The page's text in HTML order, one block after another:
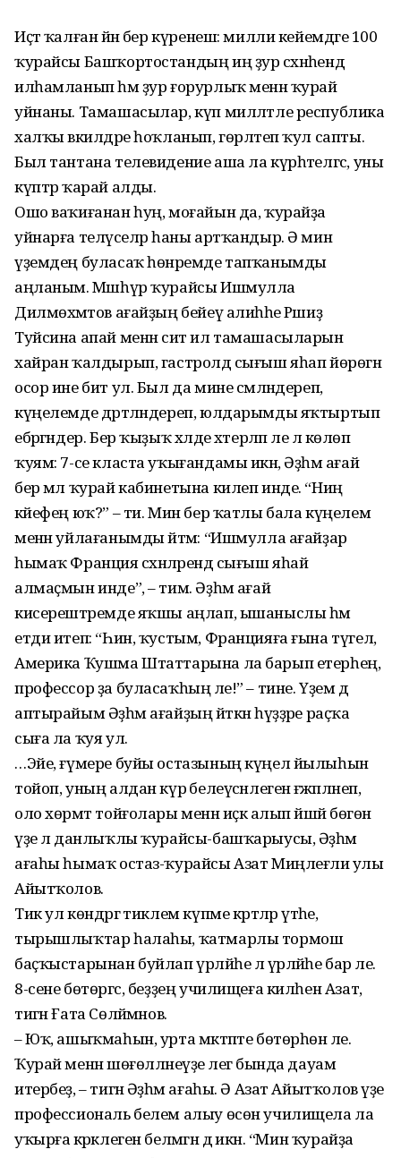
Иҫтә ҡалған йәнә бер күренеш: милли кейемдәге 100
ҡурайсы Башҡортостандың иң ҙур сәхнәһендә
илһамланып һәм ҙур ғорурлыҡ менән ҡурай
уйнаны. Тамашасылар, күп милләтле республика
халҡы вәкилдәре һоҡланып, гөрләтеп ҡул сапты.
Был тантана телевидение аша ла күрһәтелгәс, уны
күптәр ҡарай алды.
Ошо ваҡиғанан һуң, моғайын да, ҡурайҙа
уйнарға теләүселәр һаны артҡандыр. Ә мин
үҙемдең буласаҡ һөнәремде тапҡанымды
аңланым. Мәшһүр ҡурайсы Ишмулла
Дилмөхәмәтов ағайҙың бейеү алиһәһе Рәшиҙә
Туйсина апай менән сит ил тамашасыларын
хайран ҡалдырып, гастролдә сығыш яһап йөрөгән
осор ине бит ул. Был да мине сәмләндереп,
күңелемде дәртләндереп, юлдарымды яҡтыртып
ебәргәндер. Бер ҡыҙыҡ хәлде хәтерләп әле лә көлөп
ҡуям: 7-се класта уҡығандамы икән, Әҙһәм ағай
бер мәл ҡурай кабинетына килеп инде. “Ниңә
кәйефең юҡ?” – ти. Мин бер ҡатлы бала күңелем
менән уйлағанымды әйтәм: “Ишмулла ағайҙар
һымаҡ Франция сәхнә­ләрендә сығыш яһай
алмаҫмын инде”, – тим. Әҙһәм ағай
кисерештәремде яҡшы аңлап, ышаныслы һәм
етди итеп: “Һин, ҡустым, Францияға ғына түгел,
Америка Ҡушма Штаттарына ла барып етерһең,
профессор ҙа буласаҡһың әле!” – тине. Үҙем дә
аптырайым Әҙһәм ағайҙың әйткән һүҙҙәре раҫҡа
сыға ла ҡуя ул.
…Эйе, ғүмере буйы остазының күңел йылыһын
тойоп, уның алдан күрә белеү­сәнлегенә ғәжәпләнеп,
оло хөрмәт тойғо­лары менән иҫкә алып йәшәй бөгөн
үҙе лә данлыҡлы ҡурайсы-башҡарыусы, Әҙһәм
ағаһы һымаҡ остаз-ҡурайсы Азат Миңлеғәли улы
Айытҡолов.
Тик ул көндәргә тиклем күпме кәртәләр үтәһе,
тырышлыҡтар һалаһы, ҡатмарлы тормош
баҫҡыстарынан буйлап үрләйһе лә үрләйһе бар әле.
8-сене бөтөргәс, беҙҙең училищеға килһен Азат,
тигән Ғата Сөләймәнов.
– Юҡ, ашыҡмаһын, урта мәктәпте бөтөрһөн әле.
Ҡурай менән шөғөлләнеүҙе әлегә бында дауам
итербеҙ, – тигән Әҙһәм ағаһы. Ә Азат Айытҡолов үҙе
профессиональ белем алыу өсөн училищела ла
уҡырға кәрәклеген белмәгән дә икән. “Мин ҡурайҙа